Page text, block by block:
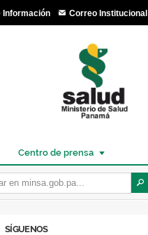
Información Correo Institucional
Centro de prensa
SÍGUENOS